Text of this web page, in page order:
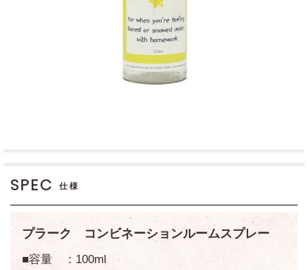
SPEC 仕様
プラーク コンビネーションルームスプレー
■容量 ：100ml